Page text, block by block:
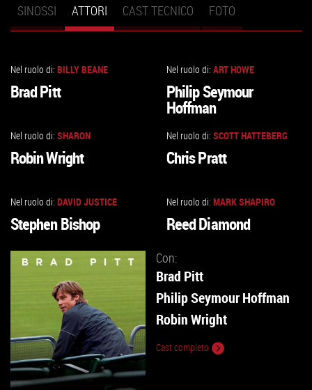
Schede primarie
SINOSSI ATTORI (SCHEDA
ATTIVA)
CAST TECNICO FOTO
ALLA
Nel ruolo di: BILLY BEANE
Brad Pitt
ALLA
SCHEDA
Nel ruolo di: ART HOWE
Philip Seymour
Hoffman
ALLA
Nel ruolo di: SHARON
Robin Wright
ALLA
Nel ruolo di: SCOTT HATTEBERG
Chris Pratt
ALLA
Nel ruolo di: DAVID JUSTICE
Stephen Bishop
ALLA
Nel ruolo di: MARK SHAPIRO
Reed Diamond
Con:
Brad Pitt
Philip Seymour Hoffman
Robin Wright
Cast completo